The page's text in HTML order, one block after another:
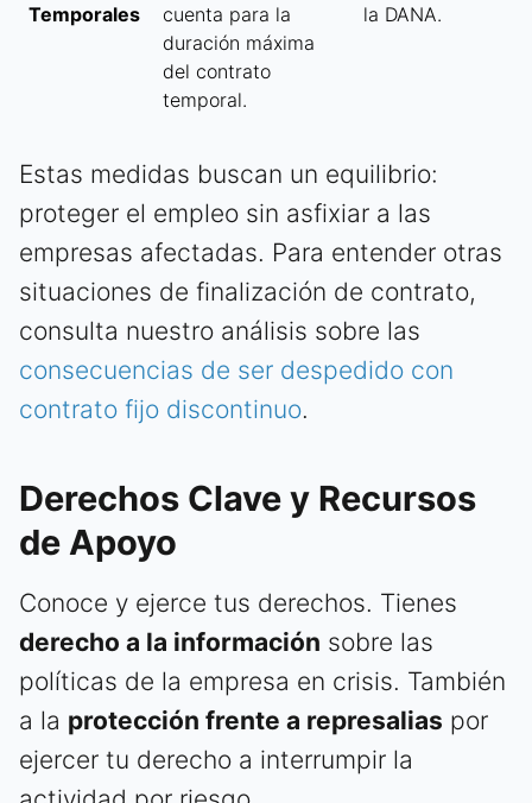
Temporales
cuenta para la
duración máxima
del contrato
temporal.
la DANA.
Estas medidas buscan un equilibrio:
proteger el empleo sin asfixiar a las
empresas afectadas. Para entender otras
situaciones de finalización de contrato,
consulta nuestro análisis sobre las
consecuencias de ser despedido con
contrato fijo discontinuo.
Derechos Clave y Recursos
de Apoyo
Conoce y ejerce tus derechos. Tienes
derecho a la información sobre las
políticas de la empresa en crisis. También
a la protección frente a represalias por
ejercer tu derecho a interrumpir la